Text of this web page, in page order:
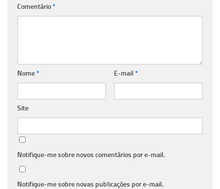
Comentário*
Nome* E-mail *
Site
Notifique-me sobre novos comentários por e-mail.
Notifique-me sobre novas publicações por e-mail.